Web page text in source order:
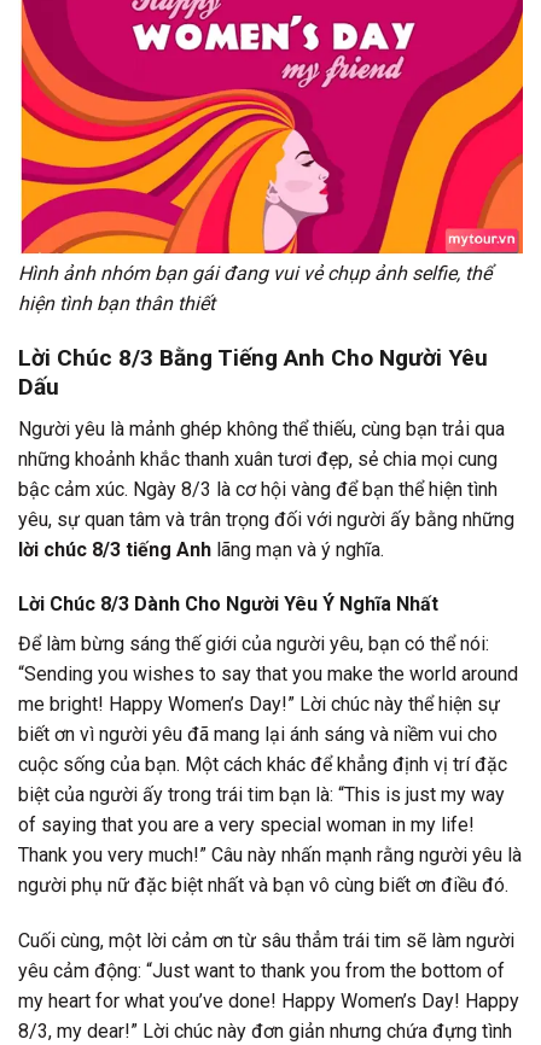
Hình ảnh nhóm bạn gái đang vui vẻ chụp ảnh selfie, thể
hiện tình bạn thân thiết
Lời Chúc 8/3 Bằng Tiếng Anh Cho Người Yêu
Dấu
Người yêu là mảnh ghép không thể thiếu, cùng bạn trải qua
những khoảnh khắc thanh xuân tươi đẹp, sẻ chia mọi cung
bậc cảm xúc. Ngày 8/3 là cơ hội vàng để bạn thể hiện tình
yêu, sự quan tâm và trân trọng đối với người ấy bằng những
lời chúc 8/3 tiếng Anh lãng mạn và ý nghĩa.
Lời Chúc 8/3 Dành Cho Người Yêu Ý Nghĩa Nhất
Để làm bừng sáng thế giới của người yêu, bạn có thể nói:
“Sending you wishes to say that you make the world around
me bright! Happy Women’s Day!” Lời chúc này thể hiện sự
biết ơn vì người yêu đã mang lại ánh sáng và niềm vui cho
cuộc sống của bạn. Một cách khác để khẳng định vị trí đặc
biệt của người ấy trong trái tim bạn là: “This is just my way
of saying that you are a very special woman in my life!
Thank you very much!” Câu này nhấn mạnh rằng người yêu là
người phụ nữ đặc biệt nhất và bạn vô cùng biết ơn điều đó.
Cuối cùng, một lời cảm ơn từ sâu thẳm trái tim sẽ làm người
yêu cảm động: “Just want to thank you from the bottom of
my heart for what you’ve done! Happy Women’s Day! Happy
8/3, my dear!” Lời chúc này đơn giản nhưng chứa đựng tình